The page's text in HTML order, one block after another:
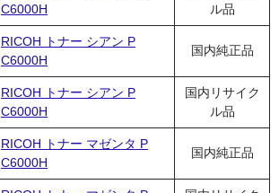
C6000H
ル品
RICOH トナー シアン P
C6000H
国内純正品
RICOH トナー シアン P
C6000H
国内リサイク
ル品
RICOH トナー マゼンタ P
C6000H
国内純正品